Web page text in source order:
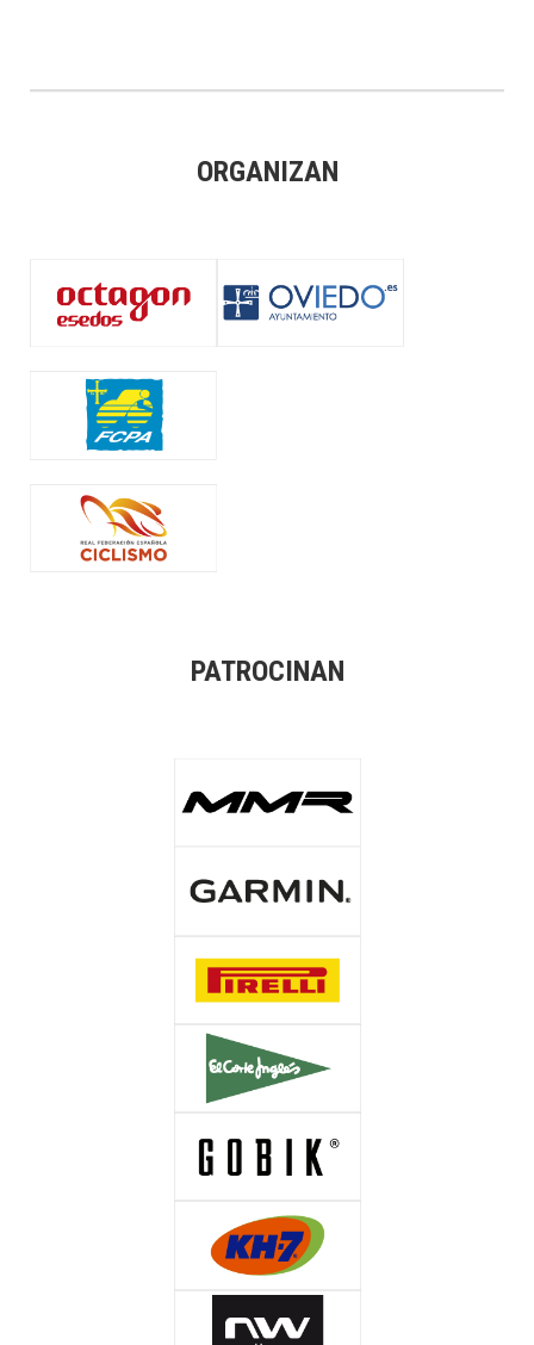
ORGANIZAN
PATROCINAN